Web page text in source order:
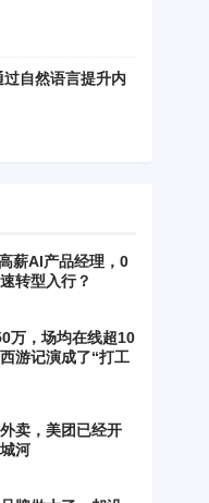
自然语言提升内
薪AI产品经理，0
转型入行？
万，场均在线超10
游记演成了“打工
卖，美团已经开
河